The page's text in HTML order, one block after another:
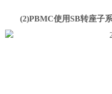
(2)PBMC使用SB转座子